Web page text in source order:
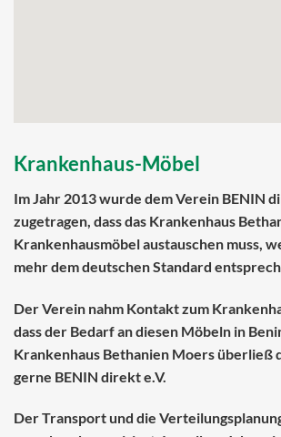
Krankenhaus-Möbel
Im Jahr 2013 wurde dem Verein BENIN
zugetragen, dass das Krankenhaus
Krankenhausmöbelaustauschen muss,
mehr dem deutschen Standard
Der Verein nahm Kontakt zum
dass der Bedarf an diesen Möbeln in
Krankenhaus Bethanien Moers überließ
gerne BENIN direkt e.V.
Der Transport und die